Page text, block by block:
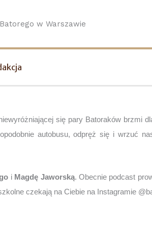
w Warszawie
się pary Batoraków brzmi
autobusu, odpręż się i wrzuć
i Magdę Jaworską. Obecnie podcast
czekają na Ciebie na Instagramie